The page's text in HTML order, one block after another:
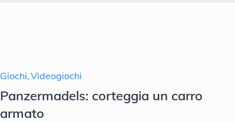
Giochi,Videogiochi
Panzermadels: corteggia un carro
armato